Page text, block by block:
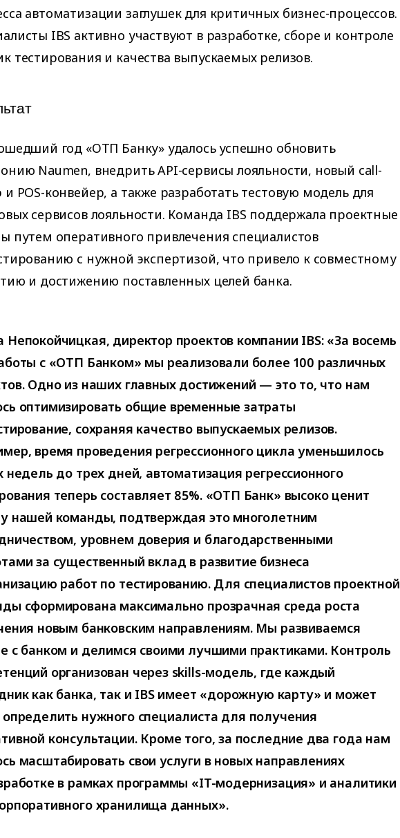
автоматизации заглушек для критичных бизнес-процессов.
IBS активно участвуют в разработке, сборе и контроле
тестирования и качества выпускаемых релизов.
год «ОТП Банку» удалось успешно обновить
Naumen, внедрить API-сервисы лояльности, новый call-
и POS-конвейер, а также разработать тестовую модель для
сервисов лояльности. Команда IBS поддержала проектные
путем оперативного привлечения специалистов
с нужной экспертизой, что привело к совместному
и достижению поставленных целей банка.
Непокойчицкая, директор проектов компании IBS: «За восемь
с «ОТП Банком» мы реализовали более 100 различных
Одно из наших главных достижений — это то, что нам
оптимизировать общие временные затраты
сохраняя качество выпускаемых релизов.
время проведения регрессионного цикла уменьшилось
недель до трех дней, автоматизация регрессионного
теперь составляет 85%. «ОТП Банк» высоко ценит
нашей команды, подтверждая это многолетним
уровнем доверия и благодарственными
за существенный вклад в развитие бизнеса
работ по тестированию. Для специалистов проектной
сформирована максимально прозрачная среда роста
новым банковским направлениям. Мы развиваемся
с банком и делимся своими лучшими практиками. Контроль
организован через skills-модель, где каждый
как банка, так и IBS имеет «дорожную карту» и может
определить нужного специалиста для получения
консультации. Кроме того, за последние два года нам
масштабировать свои услуги в новых направлениях
в рамках программы «IT-модернизация» и аналитики
хранилища данных».